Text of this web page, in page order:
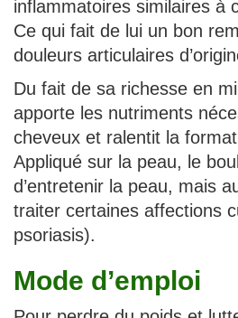
inflammatoires similaires à
Ce qui fait de lui un bon
douleurs articulaires
Du fait de sa richesse en
apporte les nutriments
cheveux et ralentit la
Appliqué sur la peau, le
d’entretenir la peau, mais
traiter certaines affections
psoriasis).
Mode d’emploi